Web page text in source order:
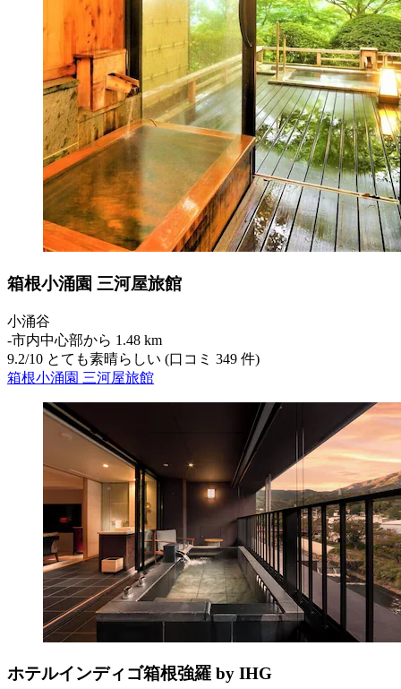
箱根小涌園 三河屋旅館
小涌谷
‐市内中心部から 1.48 km
9.2/10 とても素晴らしい (口コミ 349 件)
箱根小涌園 三河屋旅館
ホテルインディゴ箱根強羅 by IHG